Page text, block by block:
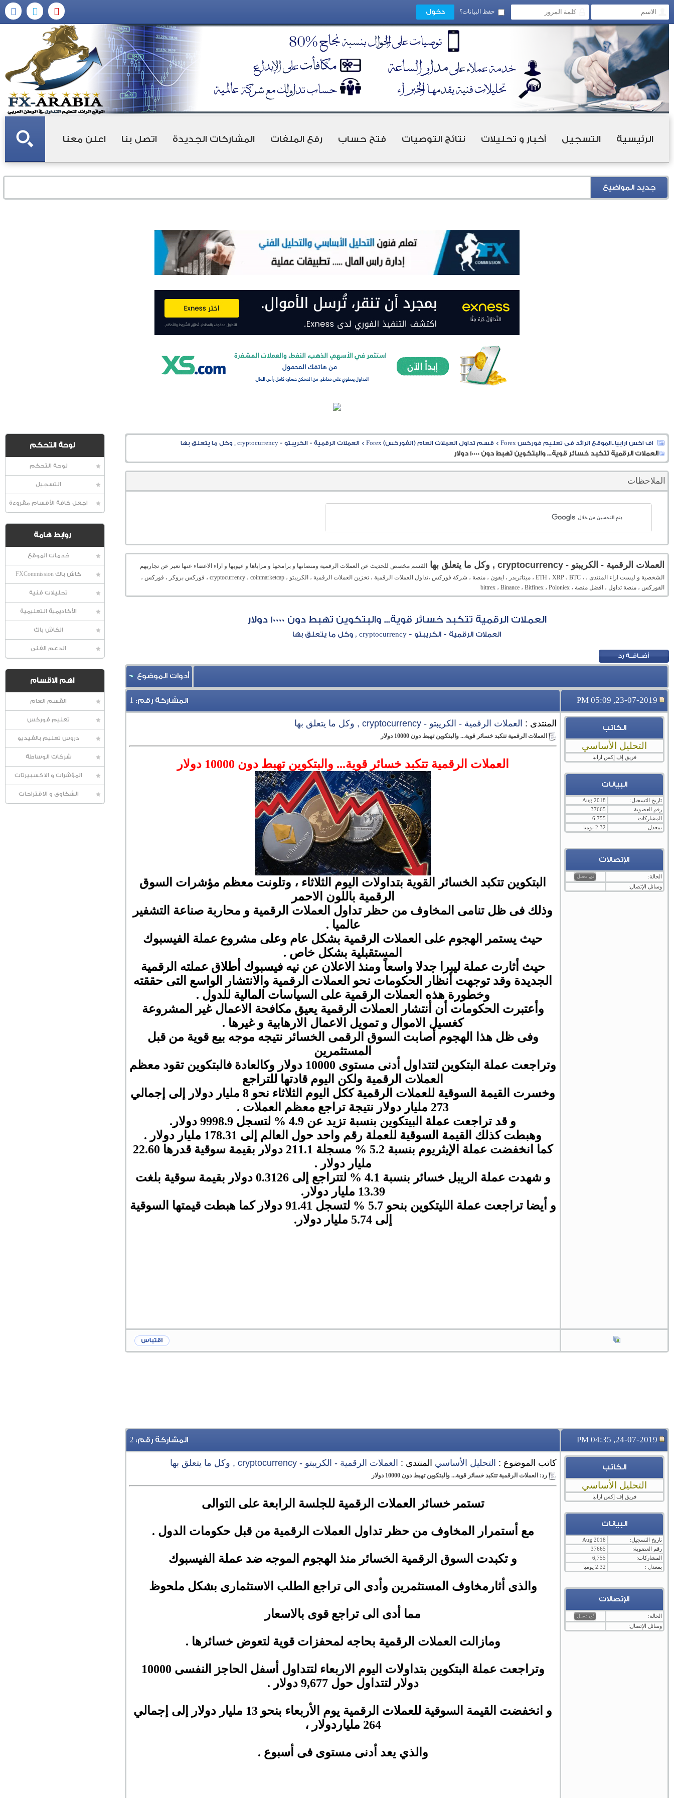
حفظ البيانات؟
الرئيسية التسجيل أخبار و تحليلات نتائج التوصيات فتح حساب رفع الملفات المشاركات الجديدة اتصل بنا اعلن معنا
جديد المواضيع
لوحة التحكم
لوحة التحكم
التسجيل
اجعل كافة الأقسام مقروءة
روابط هامة
خدمات الموقع
كاش باك FXCommission
تحليلات فنية
الأكاديمية التعليمية
الكاش باك
الدعم الفنى
اهم الاقسام
القسم العام
تعليم فوركس
دروس تعليم بالفيديو
شركات الوساطة
المؤشرات و الاكسبيرتات
الشكاوى و الاقتراحات
اف اكس ارابيا..الموقع الرائد فى تعليم فوركس Forex > قسم تداول العملات العام (الفوركس) Forex >العملات الرقمية - الكريبتو - cryptocurrency , وكل ما يتعلق بها
العملات الرقمية تتكبد خسائر قوية... والبتكوين تهبط دون 10000 دولار
الملاحظات
العملات الرقمية - الكريبتو - cryptocurrency , وكل ما يتعلق بها
القسم مخصص للحديث عن العملات الرقمية ومنصاتها و برامجها و مزاياها و عيوبها و اراء الاعضاء عنها تعبر عن تجاربهم
الشخصية و ليست اراء المنتدى ، ، ETH ، XRP ، BTC ، ميتاتريدر ، ايفون ، منصة ، شركة فوركس ،تداول العملات الرقمية ، تخزين العملات الرقمية ، الكريبتو ، cryptocurrency ، coinmarketcap ، فوركس بروكر ، فوركس ،
الفوركس ، منصة تداول ، افضل منصة ، bittrex ، Binance ، Bitfinex ، Poloniex
العملات الرقمية تتكبد خسائر قوية... والبتكوين تهبط دون 10000 دولار
العملات الرقمية - الكريبتو - cryptocurrency , وكل ما يتعلق بها
أدوات الموضوع
23-07-2019, 05:09 PM المشاركة رقم: 1
الكاتب
التحليل الأساسي
فريق إف إكس ارابيا
البيانات
تاريخ التسجيل:
Aug 2018
رقم العضوية:
37665
المشاركات:
6,755
بمعدل :
2.32 يوميا
الإتصالات
الحالة:
وسائل الإتصال:
المنتدى : العملات الرقمية - الكريبتو - cryptocurrency , وكل ما يتعلق بها
العملات الرقمية تتكبد خسائر قوية... والبتكوين تهبط دون 10000 دولار
العملات الرقمية تتكبد خسائر قوية... والبتكوين تهبط دون 10000 دولار
البتكوين تتكبد الخسائر القوية بتداولات اليوم الثلاثاء ، وتلونت معظم مؤشرات السوق
الرقمية باللون الاحمر
وذلك فى ظل تنامى المخاوف من حظر تداول العملات الرقمية و محاربة صناعة التشفير
عالميا .
حيث يستمر الهجوم على العملات الرقمية بشكل عام وعلى مشروع عملة الفيسبوك
المستقبلية بشكل خاص .
حيث أثارت عملة ليبرا جدلا واسعاً ومنذ الاعلان عن نيه فيسبوك أطلاق عملته الرقمية
الجديدة وقد توجهت أنظار الحكومات نحو العملات الرقمية والانتشار الواسع التى حققته
وخطورة هذه العملات الرقمية على السياسات المالية للدول .
وأعتبرت الحكومات أن أنتشار العملات الرقمية يعيق مكافحة الاعمال غير المشروعة
كغسيل الاموال و تمويل الاعمال الارهابية و غيرها .
وفى ظل هذا الهجوم أصابت السوق الرقمى الخسائر نتيجه موجه بيع قوية من قبل
المستثمرين
وتراجعت عملة البتكوين لتتداول أدنى مستوى 10000 دولار وكالعادة فالبتكوين تقود معظم
العملات الرقمية ولكن اليوم قادتها للتراجع
وخسرت القيمة السوقية للعملات الرقمية ككل اليوم الثلاثاء نحو 8 مليار دولار إلى إجمالي
273 مليار دولار نتيجة تراجع معظم العملات .
و قد تراجعت عملة البيتكوين بنسبة تزيد عن 4.9 % لتسجل 9998.9 دولار.
وهبطت كذلك القيمة السوقية للعملة رقم واحد حول العالم إلى 178.31 مليار دولار .
كما انخفضت عملة الإيثريوم بنسبة 5.2 % مسجلة 211.1 دولار بقيمة سوقية قدرها 22.60
مليار دولار .
و شهدت عملة الريبل خسائر بنسبة 4.1 % لتتراجع إلى 0.3126 دولار بقيمة سوقية بلغت
13.39 مليار دولار.
و أيضا تراجعت عملة الليتكوين بنحو 5.7 % لتسجل 91.41 دولار كما هبطت قيمتها السوقية
إلى 5.74 مليار دولار.
24-07-2019, 04:35 PM المشاركة رقم: 2
الكاتب
التحليل الأساسي
فريق إف إكس ارابيا
البيانات
تاريخ التسجيل:
Aug 2018
رقم العضوية:
37665
المشاركات:
6,755
بمعدل :
2.32 يوميا
الإتصالات
الحالة:
وسائل الإتصال:
كاتب الموضوع : التحليل الأساسي المنتدى : العملات الرقمية - الكريبتو - cryptocurrency , وكل ما يتعلق بها
رد: العملات الرقمية تتكبد خسائر قوية... والبتكوين تهبط دون 10000 دولار
تستمر خسائر العملات الرقمية للجلسة الرابعة على التوالى
مع أستمرار المخاوف من حظر تداول العملات الرقمية من قبل حكومات الدول .
و تكبدت السوق الرقمية الخسائر منذ الهجوم الموجه ضد عملة الفيسبوك
والذى أثارمخاوف المستثمرين وأدى الى تراجع الطلب الاستثمارى بشكل ملحوظ
مما أدى الى تراجع قوى بالاسعار
ومازالت العملات الرقمية بحاجه لمحفزات قوية لتعوض خسائرها .
وتراجعت عملة البتكوين بتداولات اليوم الاربعاء لتتداول أسفل الحاجز النفسى 10000
دولار لتتداول حول 9,677 دولار .
و انخفضت القيمة السوقية للعملات الرقمية يوم الأربعاء بنحو 13 مليار دولار إلى إجمالي
264 ملياردولار ،
والذي يعد أدنى مستوى فى أسبوع .